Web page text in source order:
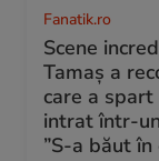
Fanatik.ro
Scene
Tamaș a
care a
intrat într-
”S-a băut